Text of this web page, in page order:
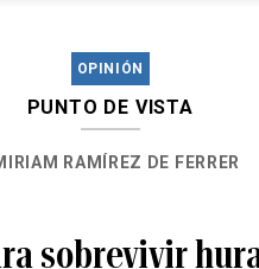
OPINIÓN
PUNTO DE VISTA
RAMÍREZ DE FERRER
sobrevivir